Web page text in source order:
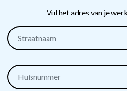
Vul het adres van je